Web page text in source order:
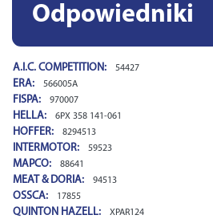
Odpowiedniki
A.I.C. COMPETITION: 54427
ERA: 566005A
FISPA: 970007
HELLA: 6PX 358 141-061
HOFFER: 8294513
INTERMOTOR: 59523
MAPCO: 88641
MEAT & DORIA: 94513
OSSCA: 17855
QUINTON HAZELL: XPAR124